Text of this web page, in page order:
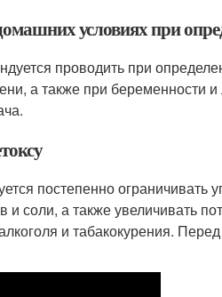
условиях при
проводить при
а также при беременности
постепенно ограничивать
соли, а также увеличивать
и табакокурения.